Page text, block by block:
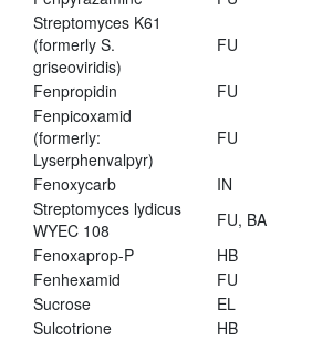
Streptomyces K61
(formerly S.
griseoviridis)
FU
Fenpropidin FU
Fenpicoxamid
(formerly:
Lyserphenvalpyr)
FU
Fenoxycarb IN
Streptomyces lydicus
WYEC 108
FU, BA
Fenoxaprop-P
HB
Fenhexamid
FU
Sucrose
EL
Sulcotrione
HB